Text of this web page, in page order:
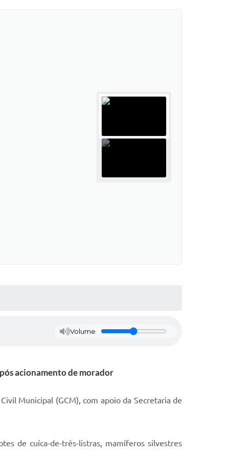
Volume
acionamento de morador
Municipal (GCM), com apoio da Secretaria de
de cuíca-de-três-listras, mamíferos silvestres